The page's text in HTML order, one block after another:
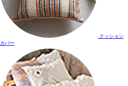
クッション
カバー